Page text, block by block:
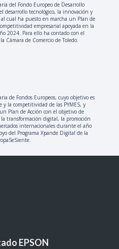
del Fondo Europeo de Desarrollo
desarrollo tecnológico, la innovación y
cual ha puesto en marcha un Plan de
empresarial apoyada en la
2024. Para ello ha contado con el
Cámara de Comercio de Toledo.
de Fondos Europeos, cuyo objetivo es
la competitividad de las PYMES, y
Plan de Acción con el objetivo de
transformación digital, la promoción
internacionales durante el año
del Programa Xpande Digital de la
EPSON